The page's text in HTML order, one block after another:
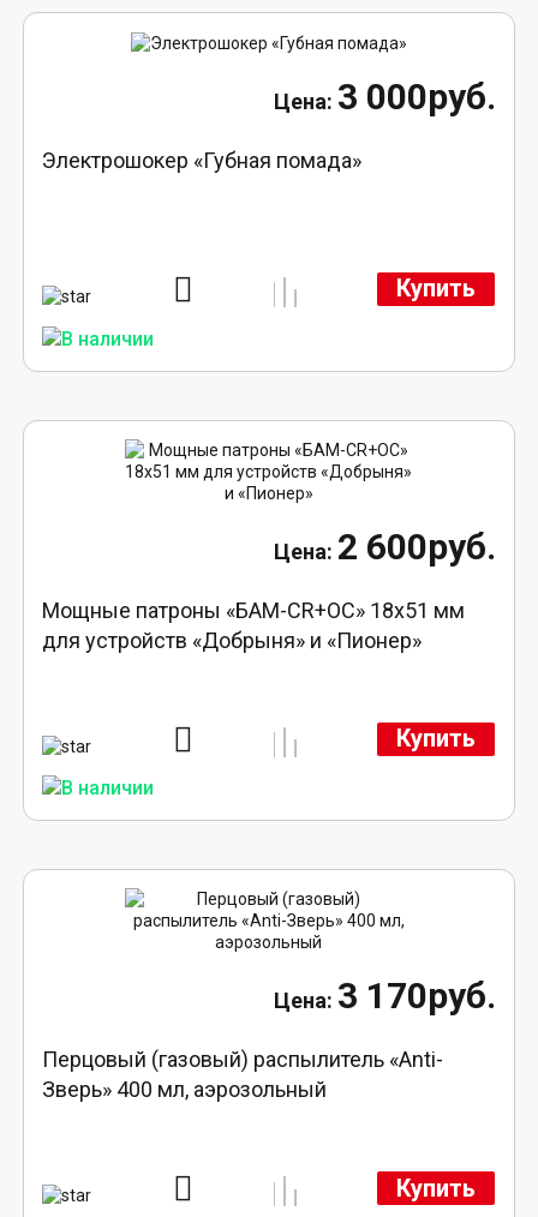
3 000руб.
Электрошокер «Губная помада»
Купить
2 600руб.
Мощные патроны «БАМ-CR+ОС» 18х51 мм
для устройств «Добрыня» и «Пионер»
Купить
3 170руб.
Перцовый (газовый) распылитель «Anti-
Зверь» 400 мл, аэрозольный
Купить